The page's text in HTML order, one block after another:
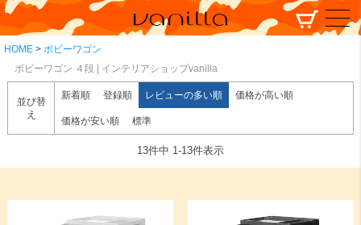
HOME
ボビーワゴン
ボビーワゴン ４段 | インテリアショップvanilla
並び替
え
新着順 登録順 レビューの多い順 価格が高い順
価格が安い順 標準
13件中 1-13件表示